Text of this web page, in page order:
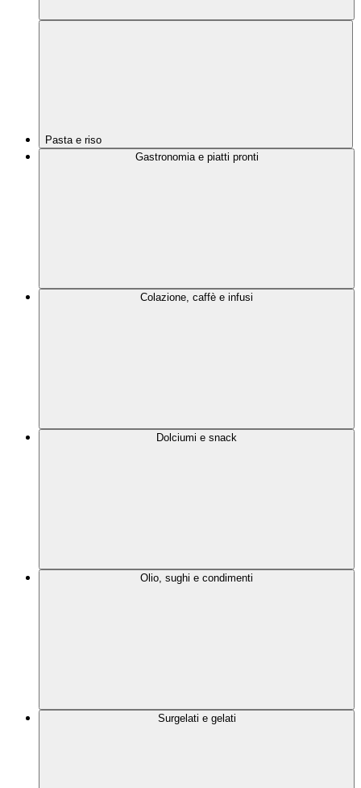
Pasta e riso
Gastronomia e piatti pronti
Colazione, caffè e infusi
Dolciumi e snack
Olio, sughi e condimenti
Surgelati e gelati